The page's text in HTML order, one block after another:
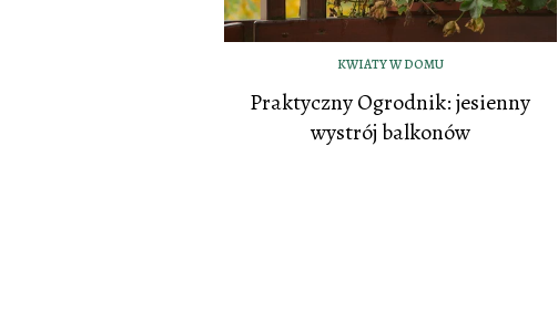
KWIATY W DOMU
Praktyczny Ogrodnik: jesienny
wystrój balkonów